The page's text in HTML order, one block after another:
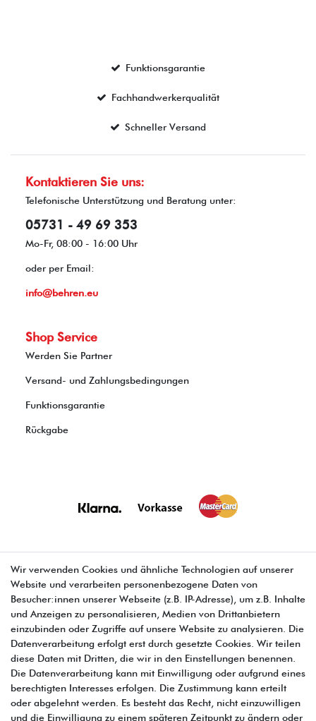
Funktionsgarantie
Fachhandwerkerqualität
Schneller Versand
Kontaktieren Sie uns:
Telefonische Unterstützung und Beratung unter:
05731 - 49 69 353
Mo-Fr, 08:00 - 16:00 Uhr
oder per Email:
info@behren.eu
Shop Service
Werden Sie Partner
Versand- und Zahlungsbedingungen
Funktionsgarantie
Rückgabe
Hiermit bestätige ich, dass ich die Daten­schutz­erklärunggelesen habe. Meine
Einwilligung kann ich jederzeit widerrufen.**
Abonnieren
** Hierbei handelt es sich um ein Pflichtfeld.
Wir verwenden Cookies und ähnliche Technologien auf unserer
Website und verarbeiten personenbezogene Daten von
Besucher:innen unserer Webseite (z.B. IP-Adresse), um z.B. Inhalte
und Anzeigen zu personalisieren, Medien von Drittanbietern
einzubinden oder Zugriffe auf unsere Website zu analysieren. Die
Datenverarbeitung erfolgt erst durch gesetzte Cookies. Wir teilen
diese Daten mit Dritten, die wir in den Einstellungen benennen.
Die Datenverarbeitung kann mit Einwilligung oder aufgrund eines
berechtigten Interesses erfolgen. Die Zustimmung kann erteilt
oder abgelehnt werden. Es besteht das Recht, nicht einzuwilligen
und die Einwilligung zu einem späteren Zeitpunkt zu ändern oder